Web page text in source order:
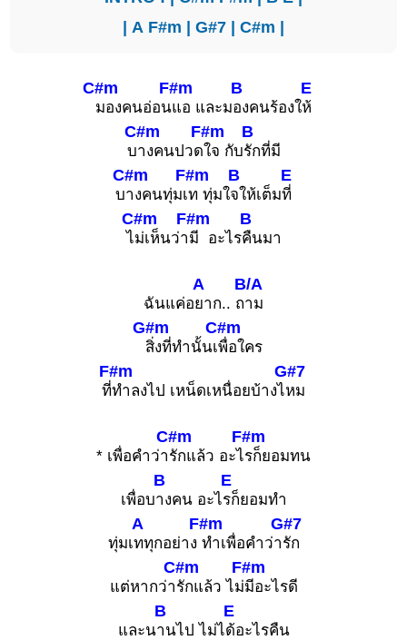
| A F#m | G#7 | C#m |
C#m
มองคนอ่อน
F#m
แอ และม
B
องคนร้องใ
E
ห้
บ
C#m
างคนปวด
F#m
ใจ กับ
B
รักที่มี
บ
C#m
างคนทุ่มเ
F#m
ท ทุ่มใ
B
จให้เต็ม
E
ที่
ไ
C#m
ม่เห็นว่า
F#m
มี อะไร
B
คืนมา
ฉันแค่อ
A
ยาก.. ถ
B/A
าม
G#m
สิ่งที่ทำนั้นเ
C#m
พื่อใคร
ที่
F#m
ทำลงไป เหน็ดเหนื่อยบ้างไ
G#7
หม
* เพื่อคำว่า
C#m
รักแล้ว อะไ
F#m
รก็ยอมทน
เพื่อบ
B
างคน อะไ
E
รก็ยอมทำ
ทุ่มเ
A
ททุกอย่าง
F#m
ทำเพื่อคำว่า
G#7
รัก
แต่หากว่า
C#m
รักแล้ว ไม่
F#m
มีอะไรดี
และน
B
านไป ไม่ไ
E
ด้อะไรคืน